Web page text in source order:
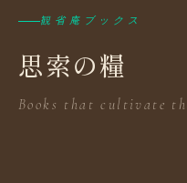
観省庵ブックス
思索の糧
Books that cultivate